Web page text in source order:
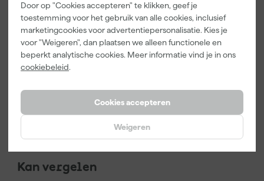
Door op "Cookies accepteren" te klikken, geef je
toestemming voor het gebruik van alle cookies, inclusief
marketingcookies voor advertentiepersonalisatie. Kies je
voor "Weigeren", dan plaatsen we alleen functionele en
beperkt analytische cookies. Meer informatie vind je in ons
cookiebeleid.
Cookies accepteren
Weigeren
Wijzonol Aqua zijdeglans
Sigma S2U Nova satin(zijdeglans)
Sikkens Rubbol BL Rezisto Satin (zijdeglans)
Little Greene Intelligent Eggshell (mat)
Farrow & Ball Estate Eggshell (mat)
Sikkens BL Magura (mat)
Geringe donkervergeling
Deze verf kán vergelen als er weinig zonlicht bij kan:
Sikkens Rubbol Finura (Gloss of Satin)
Kan vergelen